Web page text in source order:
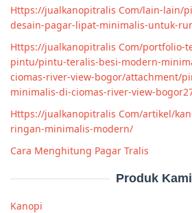
Https://jualkanopitralis Com/lain-lain/
desain-pagar-lipat-minimalis-untuk-
Https://jualkanopitralis Com/portfolio-
pintu/pintu-teralis-besi-modern-
ciomas-river-view-bogor/attachment/
minimalis-di-ciomas-river-view-
Https://jualkanopitralis Com/artikel/
ringan-minimalis-modern/
Cara Menghitung Pagar Tralis
Produk Kami
Kanopi